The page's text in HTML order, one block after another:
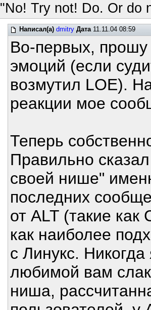
"No! Try not! Do. Or do
Написал(а) dmitry Дата11.11.04 08:59
Во-первых,
эмоций (если
возмутил LOE).
реакции мое
Теперь
Правильно
своей нише"
последних
от ALT (такие
как наиболее
с Линукс.
любимой вам
ниша,